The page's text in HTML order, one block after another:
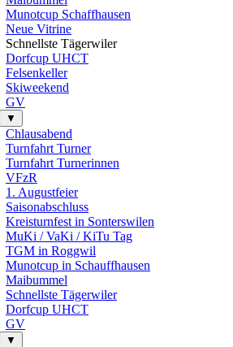
Munotcup Schaffhausen
Neue Vitrine
Schnellste Tägerwiler
Dorfcup UHCT
Felsenkeller
Skiweekend
GV
▼
Chlausabend
Turnfahrt Turner
Turnfahrt Turnerinnen
VFzR
1. Augustfeier
Saisonabschluss
Kreisturnfest in Sonterswilen
MuKi / VaKi / KiTu Tag
TGM in Roggwil
Munotcup in Schauffhausen
Maibummel
Schnellste Tägerwiler
Dorfcup UHCT
GV
▼